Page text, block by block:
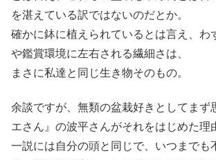
を湛えている訳ではないのだとか。
確かに鉢に植えられているとは言え、わ
や鑑賞環境に左右される繊細さは、
まさに私達と同じ生き物そのもの。
余談ですが、無類の盆栽好きとしてまず
エさん』の波平さんがそれをはじめた理
一説には自分の頭と同じで、いつまでも